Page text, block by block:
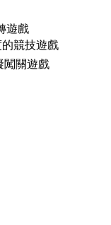
遊戲
競技遊戲
闖關遊戲